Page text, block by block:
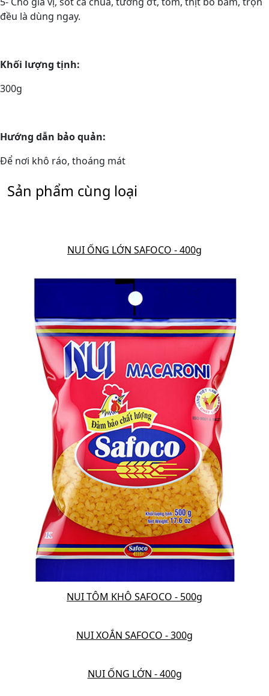
đều là dùng ngay.
Khối lượng tịnh:
300g
Hướng dẫn bảo quản:
Để nơi khô ráo, thoáng mát
Sản phẩm cùng loại
NUI ỐNG LỚN SAFOCO - 400g
NUI TÔM KHÔ SAFOCO - 500g
NUI XOẮN SAFOCO - 300g
NUI ỐNG LỚN - 400g